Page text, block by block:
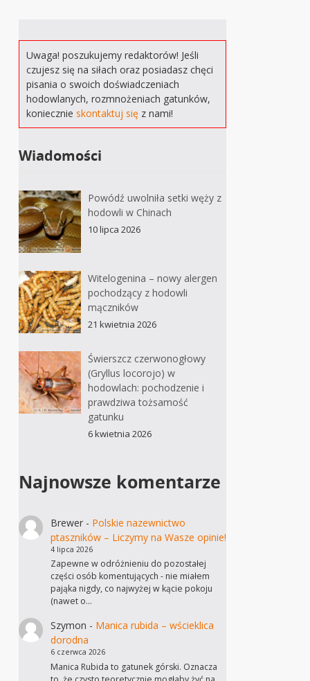
Uwaga! poszukujemy redaktorów! Jeśli
czujesz się na siłach oraz posiadasz chęci
pisania o swoich doświadczeniach
hodowlanych, rozmnożeniach gatunków,
koniecznieskontaktuj się z nami!
Wiadomości
Powódź uwolniła setki węży z
hodowli w Chinach
10 lipca 2026
Witelogenina – nowy alergen
pochodzący z hodowli
mączników
21 kwietnia 2026
Świerszcz czerwonogłowy
(Gryllus locorojo) w
hodowlach: pochodzenie i
prawdziwa tożsamość
gatunku
6 kwietnia 2026
Najnowsze komentarze
Brewer- Polskie nazewnictwo
ptaszników – Liczymy na Wasze opinie!
4 lipca 2026
Zapewne w odróżnieniu do pozostałej
części osób komentujących - nie miałem
pająka nigdy, co najwyżej w kącie pokoju
(nawet o…
Szymon - Manica rubida – wścieklica
dorodna
6 czerwca 2026
Manica Rubida to gatunek górski. Oznacza